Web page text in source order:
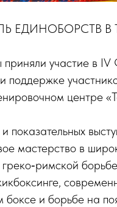
ЕДИНОБОРСТВ В
приняли участие в
поддержке
центре
и показательных
мастерство в
и борьбе на